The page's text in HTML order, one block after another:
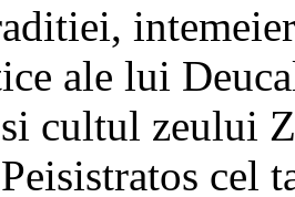
ale lui
cultul zeului
cel